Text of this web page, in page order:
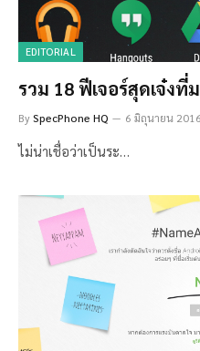
EDITORIAL
รวม 18 ฟีเจอร์สุดเจ๋ง
BySpecPhone HQ 6 มิถุนายน 2016
ไม่น่าเชื่อว่าเป็นระ…